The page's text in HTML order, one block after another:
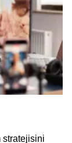
stratejisini